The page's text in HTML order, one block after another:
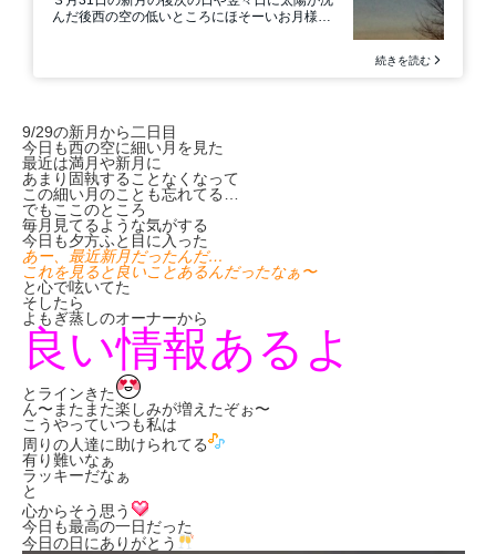
9/29の新月から二日目
今日も西の空に細い月を見た
最近は満月や新月に
あまり固執することなくなって
この細い月のことも忘れてる…
でもここのところ
毎月見てるような気がする
今日も夕方ふと目に入った
あー、最近新月だったんだ…
これを見ると良いことあるんだったなぁ〜
と心で呟いてた
そしたら
よもぎ蒸しのオーナーから
良い情報あるよ
とラインきた
ん〜またまた楽しみが増えたぞぉ〜
こうやっていつも私は
周りの人達に助けられてる
有り難いなぁ
ラッキーだなぁ
と
心からそう思う
今日も最高の一日だった
今日の日にありがとう